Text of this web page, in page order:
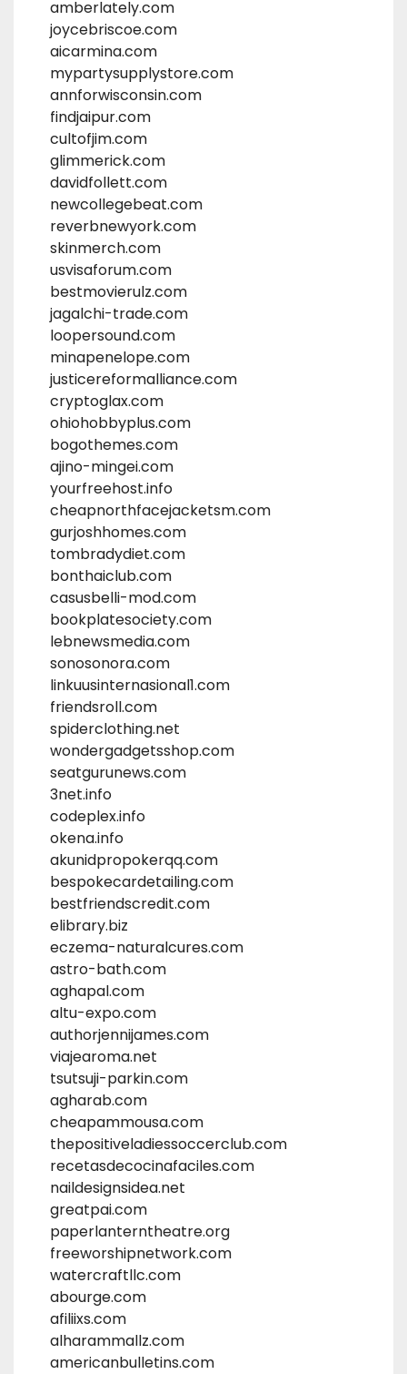
amberlately.com
joycebriscoe.com
aicarmina.com
mypartysupplystore.com
annforwisconsin.com
findjaipur.com
cultofjim.com
glimmerick.com
davidfollett.com
newcollegebeat.com
reverbnewyork.com
skinmerch.com
usvisaforum.com
bestmovierulz.com
jagalchi-trade.com
loopersound.com
minapenelope.com
justicereformalliance.com
cryptoglax.com
ohiohobbyplus.com
bogothemes.com
ajino-mingei.com
yourfreehost.info
cheapnorthfacejacketsm.com
gurjoshhomes.com
tombradydiet.com
bonthaiclub.com
casusbelli-mod.com
bookplatesociety.com
lebnewsmedia.com
sonosonora.com
linkuusinternasional1.com
friendsroll.com
spiderclothing.net
wondergadgetsshop.com
seatgurunews.com
3net.info
codeplex.info
okena.info
akunidpropokerqq.com
bespokecardetailing.com
bestfriendscredit.com
elibrary.biz
eczema-naturalcures.com
astro-bath.com
aghapal.com
altu-expo.com
authorjennijames.com
viajearoma.net
tsutsuji-parkin.com
agharab.com
cheapammousa.com
thepositiveladiessoccerclub.com
recetasdecocinafaciles.com
naildesignsidea.net
greatpai.com
paperlanterntheatre.org
freeworshipnetwork.com
watercraftllc.com
abourge.com
afiliixs.com
alharammallz.com
americanbulletins.com